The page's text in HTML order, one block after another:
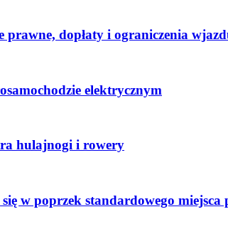
dopłaty i ograniczenia
elektrycznym
hulajnogi i rowery
w poprzek standardowego miejsca